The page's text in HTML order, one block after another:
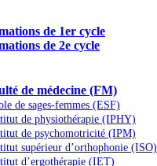
de 1er cycle
de 2e cycle
de médecine (FM)
de sages-femmes (ESF)
de physiothérapie (IPHY)
de psychomotricité (IPM)
supérieur d’orthophonie (ISO)
d’ergothérapie (IET)